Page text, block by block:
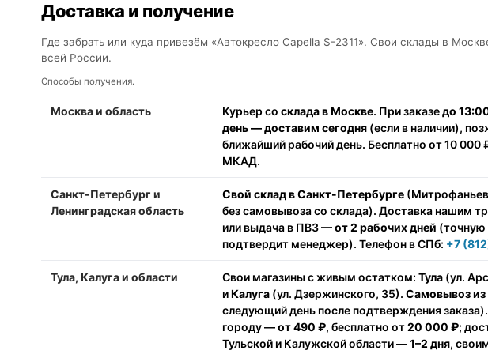
Доставка и получение
Где забрать или куда привезём «Автокресло Capella S-2311». Свои склады в
всей России.
Способы получения.
Москва и область Курьер со склада в Москве. При заказедо
день — доставим сегодня (если в наличии),
ближайший рабочий день. Бесплатно от 10 000
МКАД.
Санкт-Петербург и
Ленинградская область
Свой склад в Санкт-Петербурге
без самовывоза со склада). Доставка нашим
или выдача в ПВЗ —от 2 рабочих дней (точную
подтвердит менеджер). Телефон в СПб: +7
Тула, Калуга и области Свои магазины с живым остатком: Тула (ул.
иКалуга (ул. Дзержинского, 35). Самовывоз из
следующий день после подтверждения
городу —от 490 ₽, бесплатно от20 000 ₽;
Тульской и Калужской области —1–2 дня,